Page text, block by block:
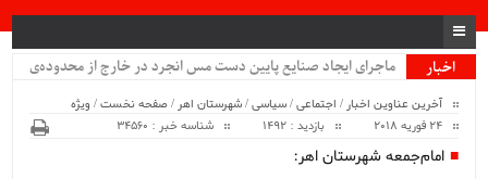
اخبار
سیب .
آخرین عناوین اخبار / اجتماعی/سیاسی/شهرستان اهر /صفحه نخست/ ویژه
24 فوریه 2018
بازدید : 1492 شناسه خبر : 34560
امام‌جمعه شهرستان اهر: